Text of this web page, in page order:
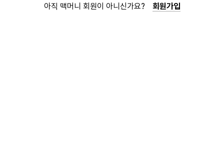
아직 맥머니 회원이 아니신가요? 회원가입